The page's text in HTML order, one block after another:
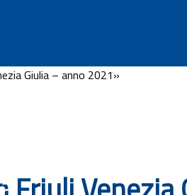
Giulia – anno 2021»